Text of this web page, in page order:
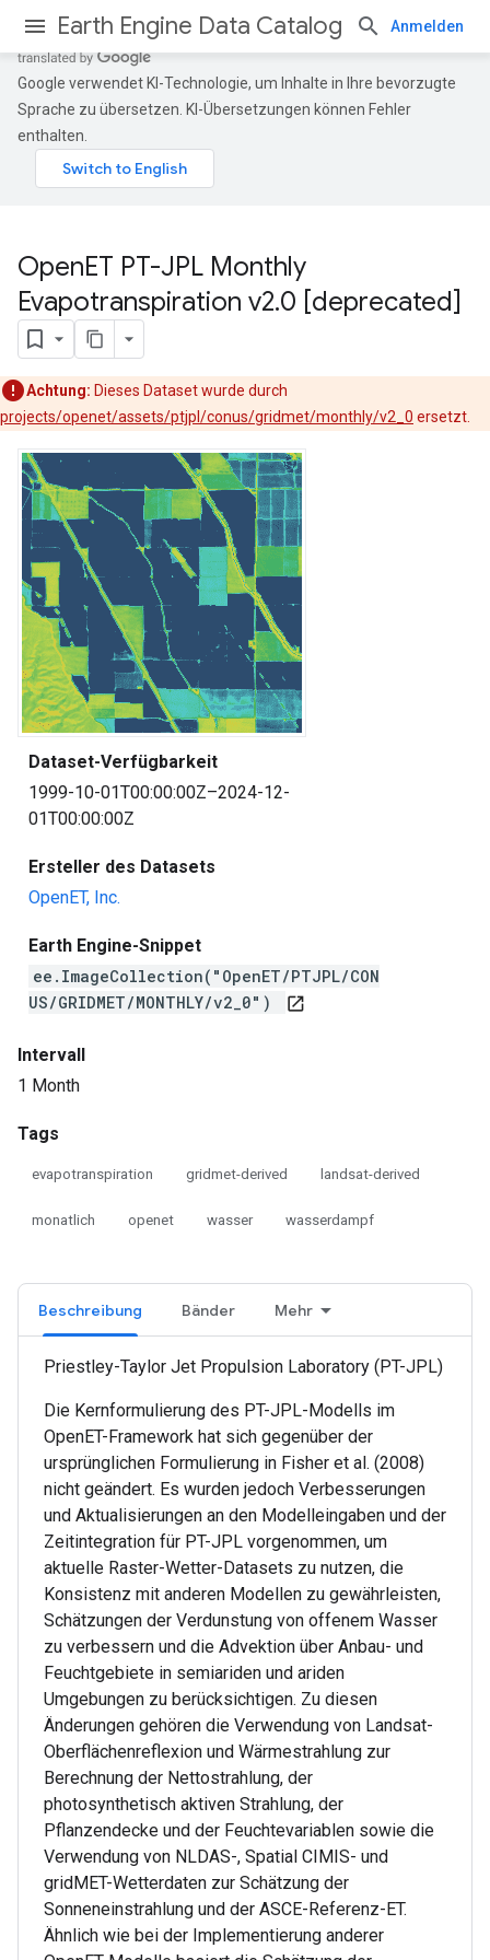
Earth Engine Data Catalog Anmelden
Google verwendet KI-Technologie, um Inhalte in Ihre bevorzugte
Sprache zu übersetzen. KI-Übersetzungen können Fehler
enthalten.
OpenET PT-JPL Monthly
Evapotranspiration v2.0 [deprecated]
Achtung: Dieses Dataset wurde durch
projects/openet/assets/ptjpl/conus/gridmet/monthly/v2_0 ersetzt.
Dataset-Verfügbarkeit
1999-10-01T00:00:00Z–2024-12-
01T00:00:00Z
Ersteller des Datasets
OpenET, Inc.
Earth Engine-Snippet
ee.ImageCollection("OpenET/PTJPL/CON
US/GRIDMET/MONTHLY/v2_0")
open_in_new
Intervall
1 Month
Tags
evapotranspiration gridmet-derived landsat-derived
monatlich openet wasser wasserdampf
Beschreibung Bänder Mehr
Priestley-Taylor Jet Propulsion Laboratory (PT-JPL)
Die Kernformulierung des PT-JPL-Modells im
OpenET-Framework hat sich gegenüber der
ursprünglichen Formulierung in Fisher et al. (2008)
nicht geändert. Es wurden jedoch Verbesserungen
und Aktualisierungen an den Modelleingaben und der
Zeitintegration für PT-JPL vorgenommen, um
aktuelle Raster-Wetter-Datasets zu nutzen, die
Konsistenz mit anderen Modellen zu gewährleisten,
Schätzungen der Verdunstung von offenem Wasser
zu verbessern und die Advektion über Anbau- und
Feuchtgebiete in semiariden und ariden
Umgebungen zu berücksichtigen. Zu diesen
Änderungen gehören die Verwendung von Landsat-
Oberflächenreflexion und Wärmestrahlung zur
Berechnung der Nettostrahlung, der
photosynthetisch aktiven Strahlung, der
Pflanzendecke und der Feuchtevariablen sowie die
Verwendung von NLDAS-, Spatial CIMIS- und
gridMET-Wetterdaten zur Schätzung der
Sonneneinstrahlung und der ASCE-Referenz-ET.
Ähnlich wie bei der Implementierung anderer